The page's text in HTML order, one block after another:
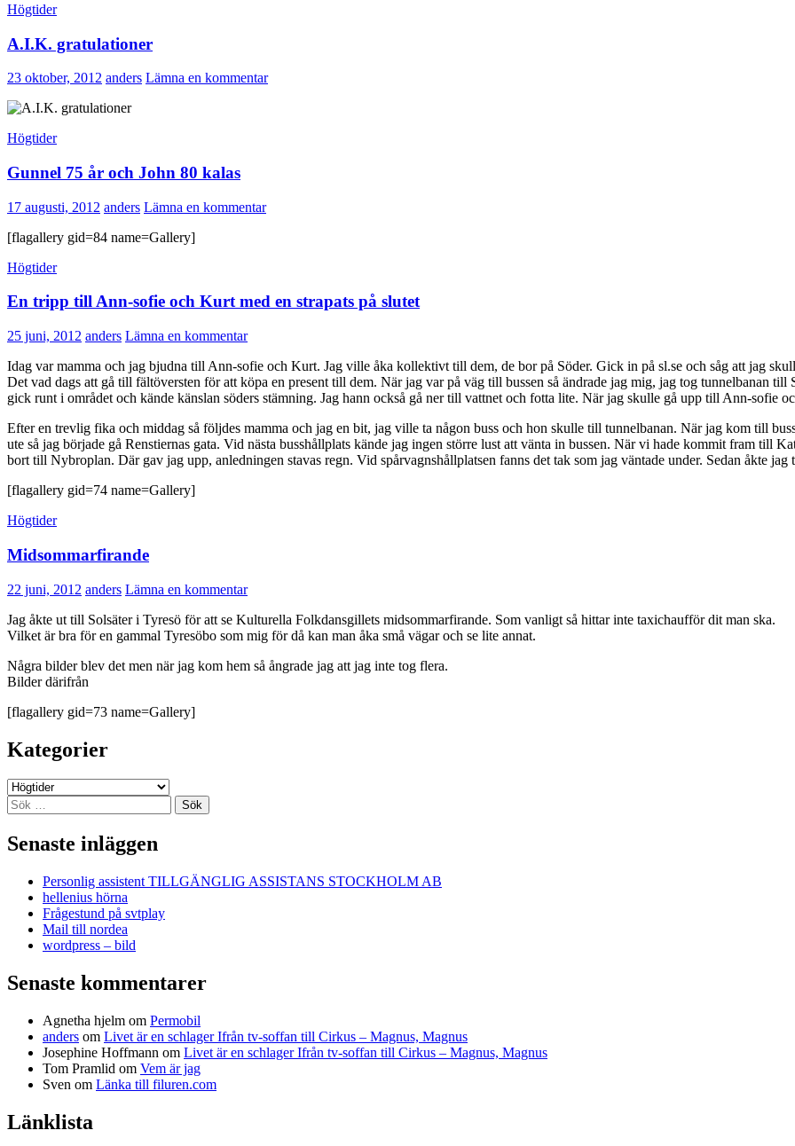
Högtider
A.I.K. gratulationer
23 oktober, 2012 anders Lämna en kommentar
Högtider
Gunnel 75 år och John 80 kalas
17 augusti, 2012 anders Lämna en kommentar
[flagallery gid=84 name=Gallery]
Högtider
En tripp till Ann-sofie och Kurt med en strapats på slutet
25 juni, 2012 anders Lämna en kommentar
Idag var mamma och jag bjudna till Ann-sofie och Kurt. Jag ville åka kollektivt till dem, de bor på Söder. Gick in på sl.se och såg att jag
Det vad dags att gå till fältöversten för att köpa en present till dem. När jag var på väg till bussen så ändrade jag mig, jag tog tunnelbanan
gick runt i området och kände känslan söders stämning. Jag hann också gå ner till vattnet och fotta lite. När jag skulle gå upp till Ann-sofie
Efter en trevlig fika och middag så följdes mamma och jag en bit, jag ville ta någon buss och hon skulle till tunnelbanan. När jag kom till
ute så jag började gå Renstiernas gata. Vid nästa busshållplats kände jag ingen större lust att vänta in bussen. När vi hade kommit fram till
bort till Nybroplan. Där gav jag upp, anledningen stavas regn. Vid spårvagnshållplatsen fanns det tak som jag väntade under. Sedan åkte
[flagallery gid=74 name=Gallery]
Högtider
Midsommarfirande
22 juni, 2012 anders Lämna en kommentar
Jag åkte ut till Solsäter i Tyresö för att se Kulturella Folkdansgillets midsommarfirande. Som vanligt så hittar inte taxichaufför dit man ska.
Vilket är bra för en gammal Tyresöbo som mig för då kan man åka små vägar och se lite annat.
Några bilder blev det men när jag kom hem så ångrade jag att jag inte tog flera.
Bilder därifrån
[flagallery gid=73 name=Gallery]
Kategorier
Kategorier
Sök
efter:
Senaste inläggen
Personlig assistent TILLGÄNGLIG ASSISTANS STOCKHOLM AB
hellenius hörna
Frågestund på svtplay
Mail till nordea
wordpress – bild
Senaste kommentarer
Agnetha hjelm om Permobil
anders om Livet är en schlager Ifrån tv-soffan till Cirkus – Magnus, Magnus
Josephine Hoffmann om Livet är en schlager Ifrån tv-soffan till Cirkus – Magnus, Magnus
Tom Pramlid om Vem är jag
Sven om Länka till filuren.com
Länklista